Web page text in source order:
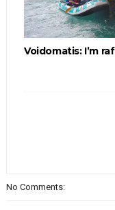
Voidomatis: I’m
No Comments: